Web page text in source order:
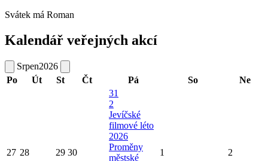
Svátek má Roman
Kalendář veřejných akcí
Srpen2026
Po
Út St Čt Pá So Ne
27 28 29 30
31
2
Jevíčské
filmové léto
2026
Proměny
městské
1 2